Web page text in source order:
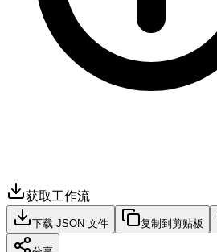
获取工作流
下载 JSON 文件 复制到剪贴板